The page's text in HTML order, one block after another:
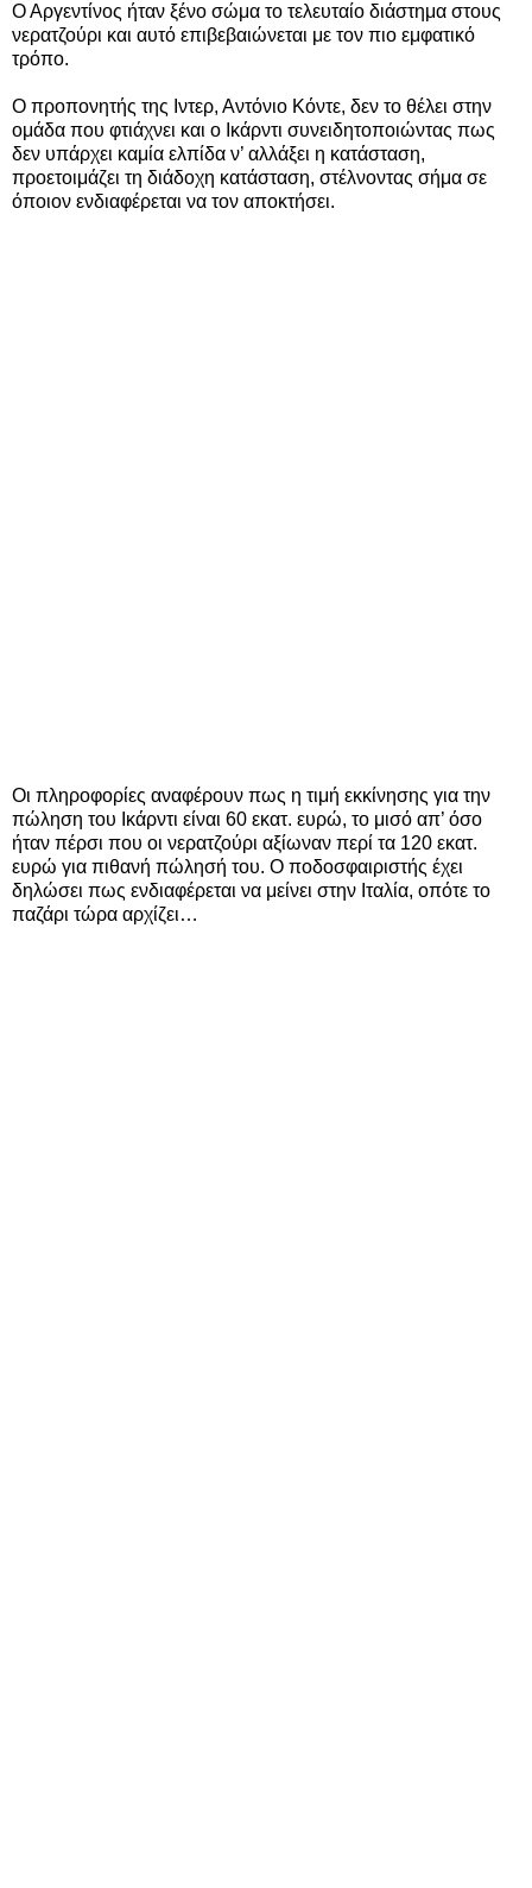
Ο Αργεντίνος ήταν ξένο σώμα το τελευταίο διάστημα στους
νερατζούρι και αυτό επιβεβαιώνεται με τον πιο εμφατικό
τρόπο.
Ο προπονητής της Ιντερ, Αντόνιο Κόντε, δεν το θέλει στην
ομάδα που φτιάχνει και ο Ικάρντι συνειδητοποιώντας πως
δεν υπάρχει καμία ελπίδα ν’ αλλάξει η κατάσταση,
προετοιμάζει τη διάδοχη κατάσταση, στέλνοντας σήμα σε
όποιον ενδιαφέρεται να τον αποκτήσει.
Οι πληροφορίες αναφέρουν πως η τιμή εκκίνησης για την
πώληση του Ικάρντι είναι 60 εκατ. ευρώ, το μισό απ’ όσο
ήταν πέρσι που οι νερατζούρι αξίωναν περί τα 120 εκατ.
ευρώ για πιθανή πώλησή του. Ο ποδοσφαιριστής έχει
δηλώσει πως ενδιαφέρεται να μείνει στην Ιταλία, οπότε το
παζάρι τώρα αρχίζει…